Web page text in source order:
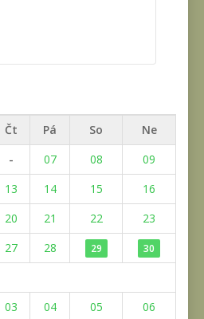
Čt Pá So
Ne
- 07 08
09
13 14 15
16
20 21 22
23
27 28 29 30
03 04 05 06